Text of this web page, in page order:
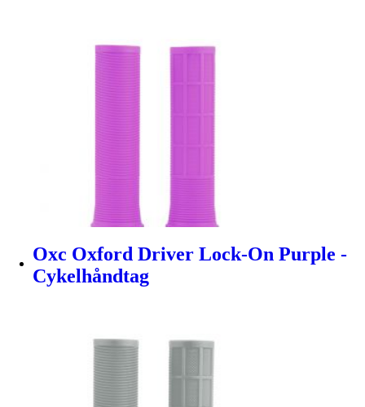
Oxc Oxford Driver Lock-On Purple -
Cykelhåndtag